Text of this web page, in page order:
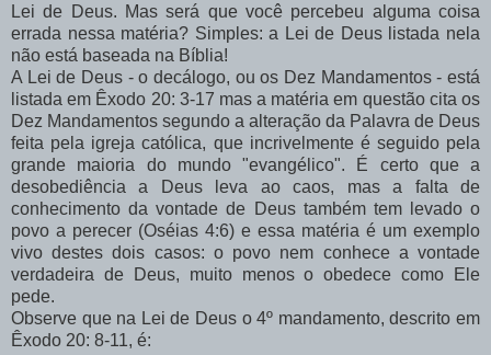
Lei de Deus. Mas será que você percebeu alguma coisa
errada nessa matéria? Simples: a Lei de Deus listada nela
não está baseada na Bíblia!
A Lei de Deus - o decálogo, ou os Dez Mandamentos - está
listada em Êxodo 20: 3-17 mas a matéria em questão cita os
Dez Mandamentos segundo a alteração da Palavra de Deus
feita pela igreja católica, que incrivelmente é seguido pela
grande maioria do mundo "evangélico". É certo que a
desobediência a Deus leva ao caos, mas a falta de
conhecimento da vontade de Deus também tem levado o
povo a perecer (Oséias 4:6) e essa matéria é um exemplo
vivo destes dois casos: o povo nem conhece a vontade
verdadeira de Deus, muito menos o obedece como Ele
pede.
Observe que na Lei de Deus o 4º mandamento, descrito em
Êxodo 20: 8-11, é: